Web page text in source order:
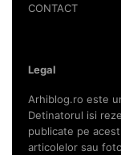
CONTACT
Legal
Arhiblog.ro este
Detinatorul isi
publicate pe
articolelor sau